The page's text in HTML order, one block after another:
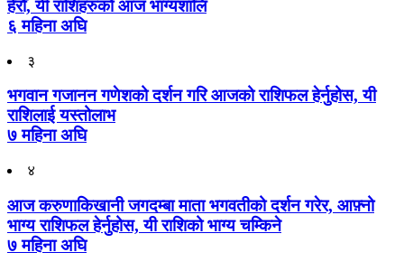
हेरौँ, यी राशिहरुको आज भाग्यशालि
६ महिना अघि
३
भगवान गजानन गणेशको दर्शन गरि आजको राशिफल हेर्नुहोस, यी
राशिलाई यस्तोलाभ
७ महिना अघि
४
आज करुणाकिखानी जगदम्बा माता भगवतीको दर्शन गरेर, आफ़्नो
भाग्य राशिफल हेर्नुहोस, यी राशिको भाग्य चम्किने
७ महिना अघि